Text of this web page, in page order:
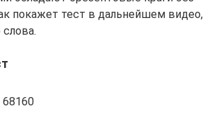
покажет тест в дальнейшем видео,